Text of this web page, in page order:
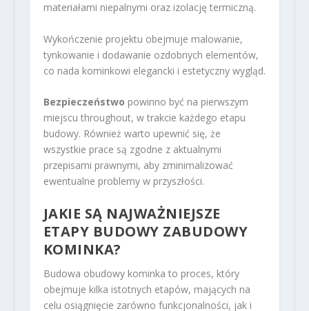
materiałami niepalnymi oraz izolację termiczną.
Wykończenie projektu obejmuje malowanie,
tynkowanie i dodawanie ozdobnych elementów,
co nada kominkowi elegancki i estetyczny wygląd.
Bezpieczeństwo powinno być na pierwszym
miejscu throughout, w trakcie każdego etapu
budowy. Również warto upewnić się, że
wszystkie prace są zgodne z aktualnymi
przepisami prawnymi, aby zminimalizować
ewentualne problemy w przyszłości.
JAKIE SĄ NAJWAŻNIEJSZE
ETAPY BUDOWY ZABUDOWY
KOMINKA?
Budowa obudowy kominka to proces, który
obejmuje kilka istotnych etapów, mających na
celu osiągnięcie zarówno funkcjonalności, jak i